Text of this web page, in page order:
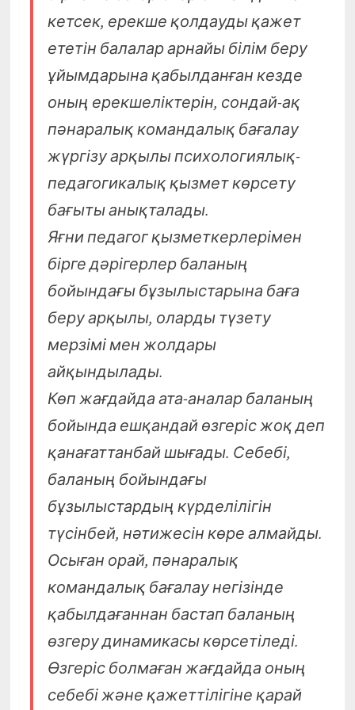
кетсек, ерекше қолдауды қажет
ететін балалар арнайы білім беру
ұйым­дарына қабылданған кезде
оның ерек­шеліктерін, сондай-ақ
пәнаралық командалық бағалау
жүргізу арқылы психологиялық-
педагогикалық қызмет көрсету
бағыты анықталады.
Яғни педагог қызметкерлерімен
бірге дәрігерлер баланың
бойындағы бұзылыстарына баға
беру арқылы, оларды түзету
мерзімі мен жолдары
айқындылады.
Көп жағдайда ата-аналар баланың
бойында ешқандай өзгеріс жоқ деп
қанағаттанбай шығады. Себебі,
баланың бойындағы
бұзылыстардың күрделілігін
түсінбей, нәтижесін көре алмайды.
Осыған орай, пәнаралық
командалық бағалау негізінде
қабылдағаннан бастап баланың
өзгеру динамикасы көрсетіледі.
Өзгеріс болмаған жағдайда оның
себебі және қажеттілігіне қарай